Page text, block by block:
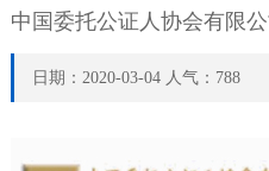
中国委托公证人协会有限公
日期：2020-03-04 人气：788